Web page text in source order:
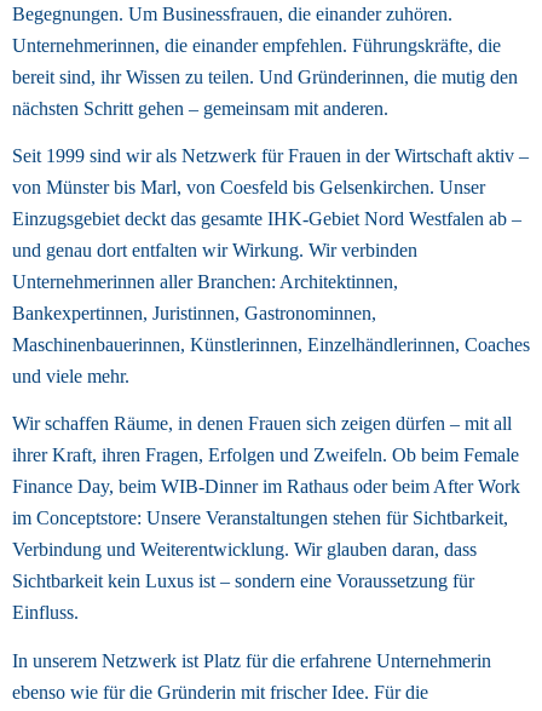
Begegnungen. Um Businessfrauen, die einander zuhören.
Unternehmerinnen, die einander empfehlen. Führungskräfte, die
bereit sind, ihr Wissen zu teilen. Und Gründerinnen, die mutig den
nächsten Schritt gehen – gemeinsam mit anderen.
Seit 1999 sind wir als Netzwerk für Frauen in der Wirtschaft aktiv –
von Münster bis Marl, von Coesfeld bis Gelsenkirchen. Unser
Einzugsgebiet deckt das gesamte IHK-Gebiet Nord Westfalen ab –
und genau dort entfalten wir Wirkung. Wir verbinden
Unternehmerinnen aller Branchen: Architektinnen,
Bankexpertinnen, Juristinnen, Gastronominnen,
Maschinenbauerinnen, Künstlerinnen, Einzelhändlerinnen, Coaches
und viele mehr.
Wir schaffen Räume, in denen Frauen sich zeigen dürfen – mit all
ihrer Kraft, ihren Fragen, Erfolgen und Zweifeln. Ob beim Female
Finance Day, beim WIB-Dinner im Rathaus oder beim After Work
im Conceptstore: Unsere Veranstaltungen stehen für Sichtbarkeit,
Verbindung und Weiterentwicklung. Wir glauben daran, dass
Sichtbarkeit kein Luxus ist – sondern eine Voraussetzung für
Einfluss.
In unserem Netzwerk ist Platz für die erfahrene Unternehmerin
ebenso wie für die Gründerin mit frischer Idee. Für die